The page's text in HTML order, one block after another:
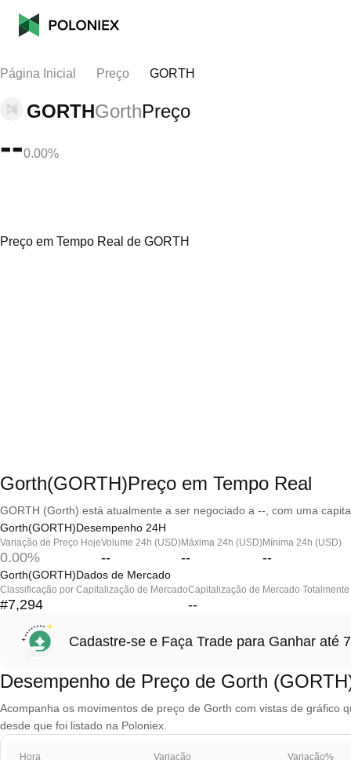
Página Inicial Preço GORTH
GORTHGorthPreço
--0.00%
Preço em Tempo Real de GORTH
Gorth(GORTH)Preço em Tempo Real
GORTH (Gorth) está atualmente a ser negociado a --, com uma
Gorth(GORTH)Desempenho 24H
Variação de Preço Hoje
0.00%
Volume 24h (USD)
--
Máxima 24h (USD)
--
Mínima 24h (USD)
--
Gorth(GORTH)Dados de Mercado
Classificação por Capitalização de Mercado
#7,294
Capitalização de Mercado
--
Cadastre-se e Faça Trade para Ganhar até
Desempenho de Preço de Gorth
Acompanha os movimentos de preço de Gorth com vistas de gráfico
desde que foi listado na Poloniex.
Hora Variação Variação%